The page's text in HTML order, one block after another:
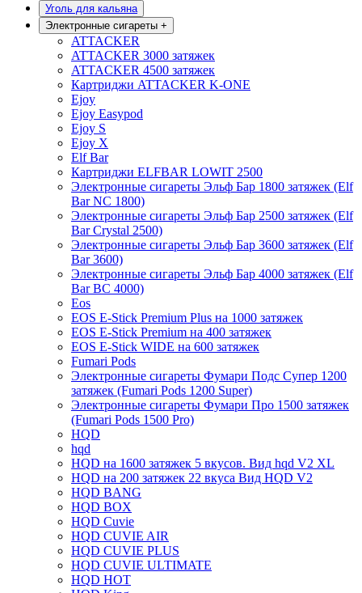
Уголь для кальяна
Электронные сигареты +
ATTACKER
ATTACKER 3000 затяжек
ATTACKER 4500 затяжек
Картриджи ATTACKER K-ONE
Ejoy
Ejoy Easypod
Ejoy S
Ejoy X
Elf Bar
Картриджи ELFBAR LOWIT 2500
Электронные сигареты Эльф Бар 1800 затяжек (Elf
Bar NC 1800)
Электронные сигареты Эльф Бар 2500 затяжек (Elf
Bar Crystal 2500)
Электронные сигареты Эльф Бар 3600 затяжек (Elf
Bar 3600)
Электронные сигареты Эльф Бар 4000 затяжек (Elf
Bar BC 4000)
Eos
EOS E-Stick Premium Plus на 1000 затяжек
EOS E-Stick Premium на 400 затяжек
EOS E-Stick WIDE на 600 затяжек
Fumari Pods
Электронные сигареты Фумари Подс Супер 1200
затяжек (Fumari Pods 1200 Super)
Электронные сигареты Фумари Про 1500 затяжек
(Fumari Pods 1500 Pro)
HQD
hqd
HQD на 1600 затяжек 5 вкусов. Вид hqd V2 XL
HQD на 200 затяжек 22 вкуса Вид HQD V2
HQD BANG
HQD BOX
HQD Cuvie
HQD CUVIE AIR
HQD CUVIE PLUS
HQD CUVIE ULTIMATE
HQD HOT